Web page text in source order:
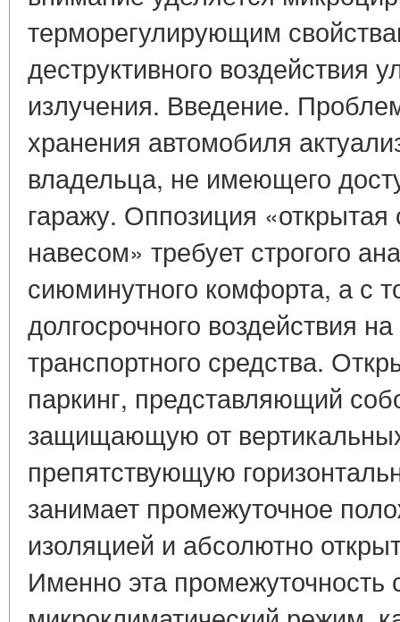
терморегулирующим
деструктивного воздействия
излучения. Введение.
хранения автомобиля
владельца, не имеющего
гаражу. Оппозиция «открытая
навесом» требует строгого
сиюминутного комфорта, а с
долгосрочного воздействия
транспортного средства.
паркинг, представляющий
защищающую от
препятствующую
занимает промежуточное
изоляцией и абсолютно
Именно эта промежуточность